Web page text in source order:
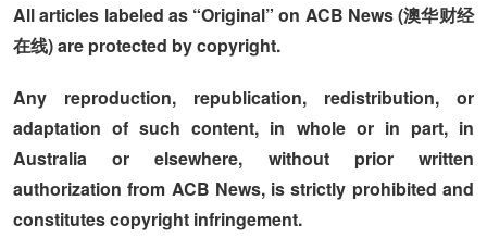
All articles labeled as “Original” on ACB News (澳华财经
在线) are protected by copyright.
Any reproduction, republication, redistribution, or
adaptation of such content, in whole or in part, in
Australia or elsewhere, without prior written
authorization from ACB News, is strictly prohibited and
constitutes copyright infringement.